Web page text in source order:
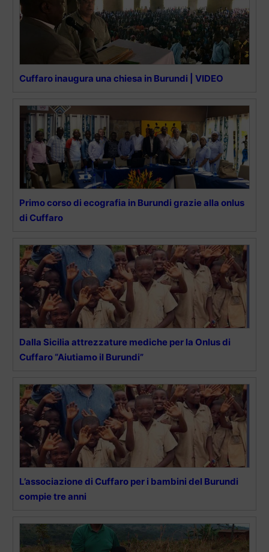
Cuffaro inaugura una chiesa in Burundi | VIDEO
Primo corso di ecografia in Burundi grazie alla onlus
di Cuffaro
Dalla Sicilia attrezzature mediche per la Onlus di
Cuffaro “Aiutiamo il Burundi”
L’associazione di Cuffaro per i bambini del Burundi
compie tre anni